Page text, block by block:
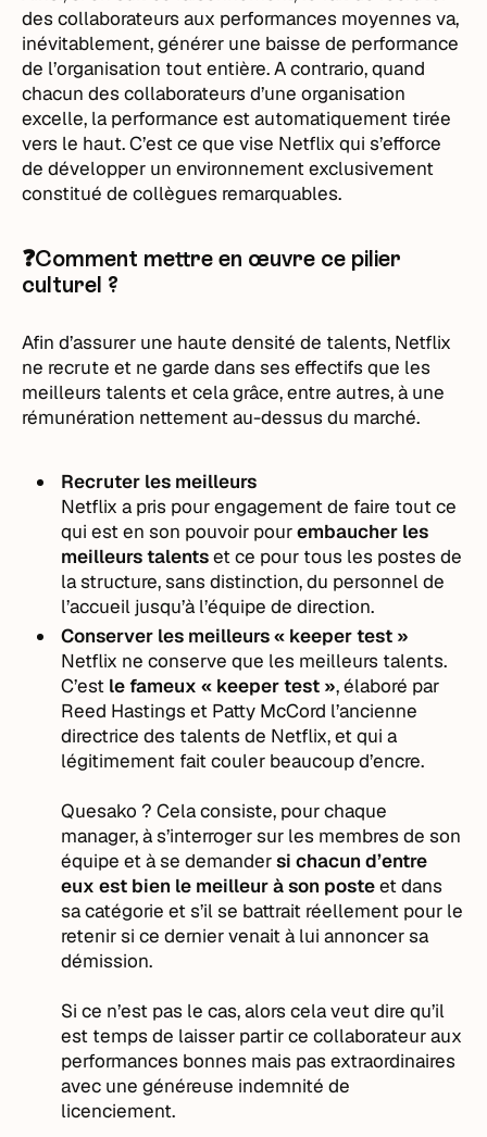
des collaborateurs aux performances moyennes va,
inévitablement, générer une baisse de performance
de l’organisation tout entière. A contrario, quand
chacun des collaborateurs d’une organisation
excelle, la performance est automatiquement tirée
vers le haut. C’est ce que vise Netflix qui s’efforce
de développer un environnement exclusivement
constitué de collègues remarquables.
❓Comment mettre en œuvre ce pilier
culturel ?
Afin d’assurer une haute densité de talents, Netflix
ne recrute et ne garde dans ses effectifs que les
meilleurs talents et cela grâce, entre autres, à une
rémunération nettement au-dessus du marché.
Recruter les meilleurs
Netflix a pris pour engagement de faire tout ce
qui est en son pouvoir pourembaucher les
meilleurs talentset ce pour tous les postes de
la structure, sans distinction, du personnel de
l’accueil jusqu’à l’équipe de direction.
Conserver les meilleurs « keeper test »
Netflix ne conserve que les meilleurs talents.
C’est le fameux « keeper test », élaboré par
Reed Hastings et Patty McCord l’ancienne
directrice des talents de Netflix, et qui a
légitimement fait couler beaucoup d’encre.
Quesako ? Cela consiste, pour chaque
manager, à s’interroger sur les membres de son
équipe et à se demandersi chacun d’entre
eux est bien le meilleur à son posteet dans
sa catégorie et s’il se battrait réellement pour le
retenir si ce dernier venait à lui annoncer sa
démission.
Si ce n’est pas le cas, alors cela veut dire qu’il
est temps de laisser partir ce collaborateur aux
performances bonnes mais pas extraordinaires
avec une généreuse indemnité de
licenciement.